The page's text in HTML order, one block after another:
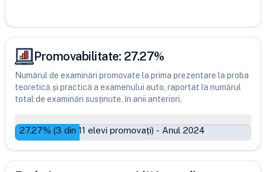
Promovabilitate: 27.27%
Numărul de examinări promovate la prima prezentare la proba
teoretică și practică a examenului auto, raportat la numărul
total de examinări susținute, în anii anteriori.
27.27% (3 din 11 elevi promovați) - Anul 2024